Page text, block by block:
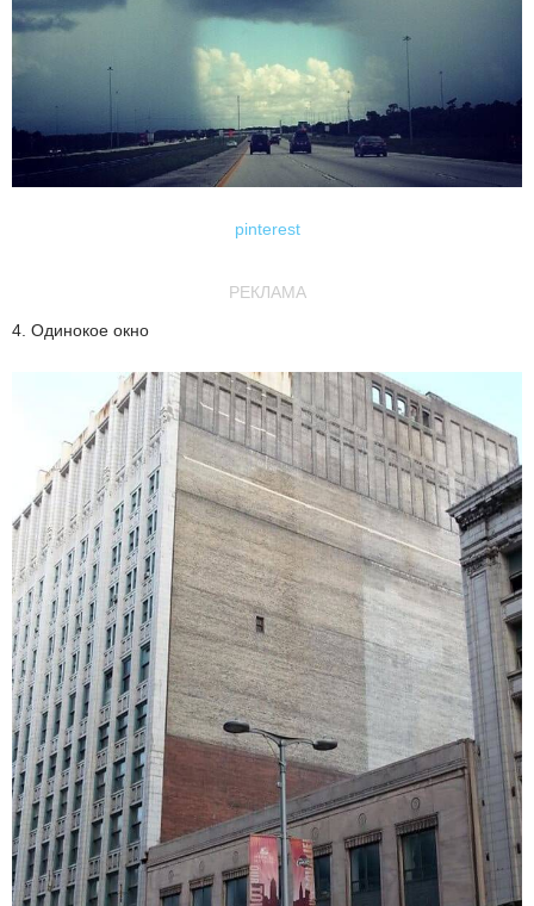
pinterest
РЕКЛАМА
4. Одинокое окно